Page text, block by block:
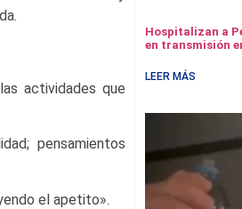
actividades que
pensamientos
el apetito».
Hospitalizan a
en transmisión
LEER MÁS